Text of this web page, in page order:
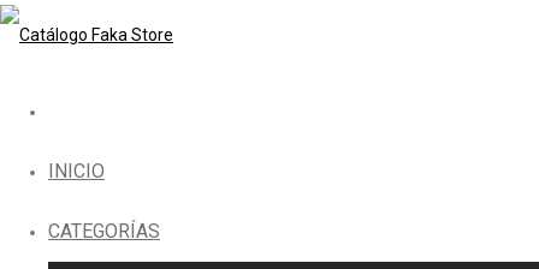
INICIO
CATEGORÍAS